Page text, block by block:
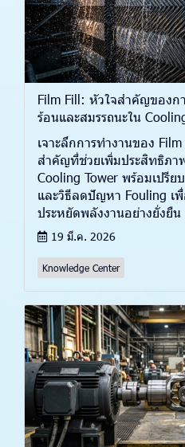
Film Fill: หัวใจสำคัญของก
ร้อนและสมรรถนะใน
เจาะลึกการทำงานของ
สำคัญที่ช่วยเพิ่มประสิทธิภา
Cooling Tower พร้อมเปรีย
และวิธีลดปัญหา Fouling เ
ประหยัดพลังงานอย่างยั่งยืน
19 มี.ค. 2026
Knowledge Center